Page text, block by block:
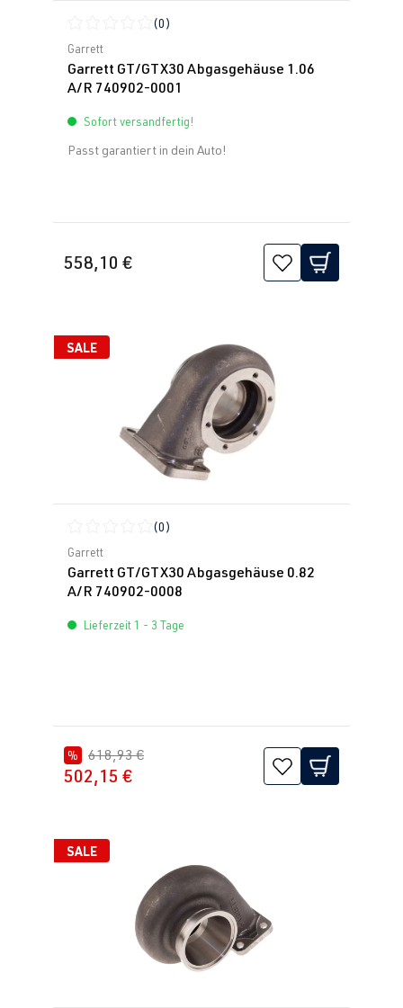
Durchschnittliche Bewertung von 0 von 5 Sternen
(0)
Garrett
Garrett GT/GTX30 Abgasgehäuse 1.06
A/R 740902-0001
Sofort versandfertig!
Passt garantiert in dein Auto!
558,10 €
SALE
Durchschnittliche Bewertung von 0 von 5 Sternen
(0)
Garrett
Garrett GT/GTX30 Abgasgehäuse 0.82
A/R 740902-0008
Lieferzeit 1 - 3 Tage
% 618,93 €
502,15 €
SALE